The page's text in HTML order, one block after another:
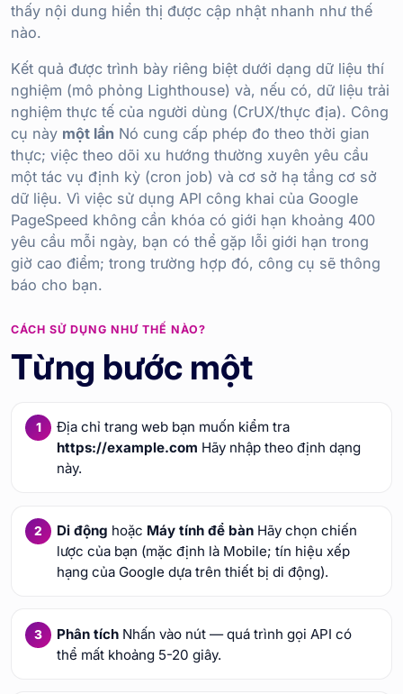
thấy nội dung hiển thị được cập nhật nhanh như thế
nào.
Kết quả được trình bày riêng biệt dưới dạng dữ liệu thí
nghiệm (mô phỏng Lighthouse) và, nếu có, dữ liệu trải
nghiệm thực tế của người dùng (CrUX/thực địa). Công
cụ này một lần Nó cung cấp phép đo theo thời gian
thực; việc theo dõi xu hướng thường xuyên yêu cầu
một tác vụ định kỳ (cron job) và cơ sở hạ tầng cơ sở
dữ liệu. Vì việc sử dụng API công khai của Google
PageSpeed không cần khóa có giới hạn khoảng 400
yêu cầu mỗi ngày, bạn có thể gặp lỗi giới hạn trong
giờ cao điểm; trong trường hợp đó, công cụ sẽ thông
báo cho bạn.
CÁCH SỬ DỤNG NHƯ THẾ NÀO?
Từng bước một
Địa chỉ trang web bạn muốn kiểm tra
https://example.com Hãy nhập theo định dạng
này.
Di động hoặc Máy tính để bànHãy chọn chiến
lược của bạn (mặc định là Mobile; tín hiệu xếp
hạng của Google dựa trên thiết bị di động).
Phân tíchNhấn vào nút — quá trình gọi API có
thể mất khoảng 5-20 giây.